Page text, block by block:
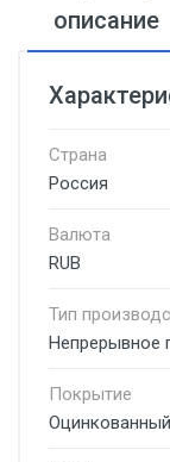
описание
Страна
Россия
Валюта
RUB
Тип
Непрерывное
Покрытие